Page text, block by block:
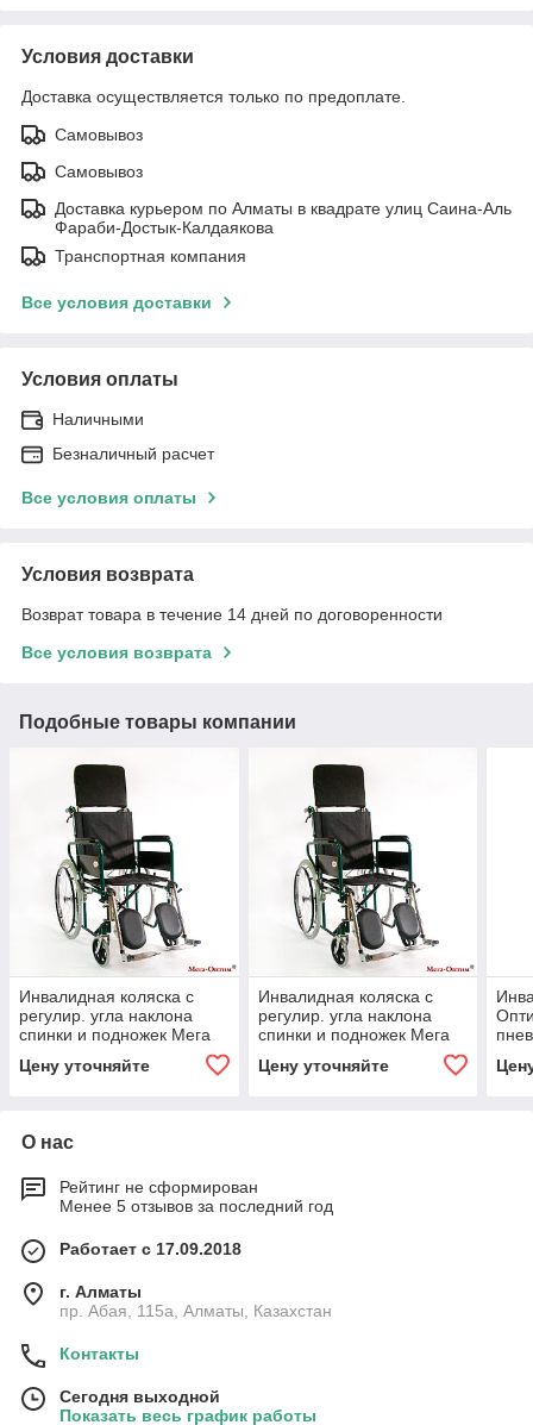
Условия доставки
Доставка осуществляется только по предоплате.
Самовывоз
Самовывоз
Доставка курьером по Алматы в квадрате улиц Саина-Аль
Фараби-Достык-Калдаякова
Транспортная компания
Все условия доставки
Условия оплаты
Наличными
Безналичный расчет
Все условия оплаты
Условия возврата
Возврат товара в течение 14 дней по договоренности
Все условия возврата
Подобные товары компании
Инвалидная коляска с
регулир. угла наклона
спинки и подножек Мега
Оптим FS 902 GС, литые
задние колеса
Цену уточняйте
Инвалидная коляска с
регулир. угла наклона
спинки и подножек Мега
пневматич. задние колеса
Цену уточняйте
О нас
Рейтинг не сформирован
Менее 5 отзывов за последний год
Работает с 17.09.2018
г. Алматы
пр. Абая, 115а, Алматы, Казахстан
Контакты
Сегодня выходной
Показать весь график работы